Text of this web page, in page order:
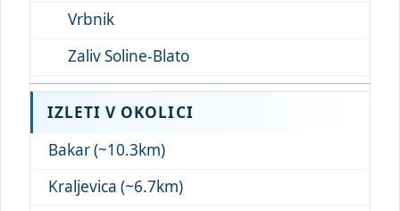
Vrbnik
Zaliv Soline-Blato
IZLETI V OKOLICI
Bakar (~10.3km)
Kraljevica (~6.7km)